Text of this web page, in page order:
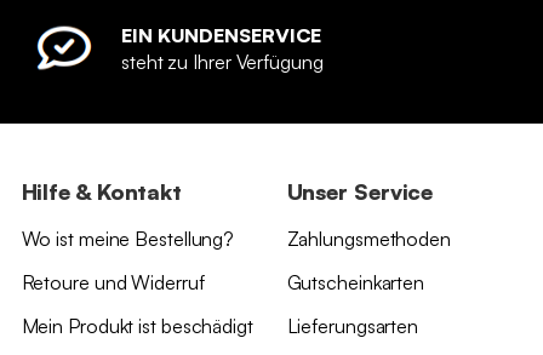
EIN KUNDENSERVICE
steht zu Ihrer Verfügung
Hilfe & Kontakt
Wo ist meine Bestellung?
Retoure und Widerruf
Mein Produkt ist beschädigt
Unser Service
Zahlungsmethoden
Gutscheinkarten
Lieferungsarten